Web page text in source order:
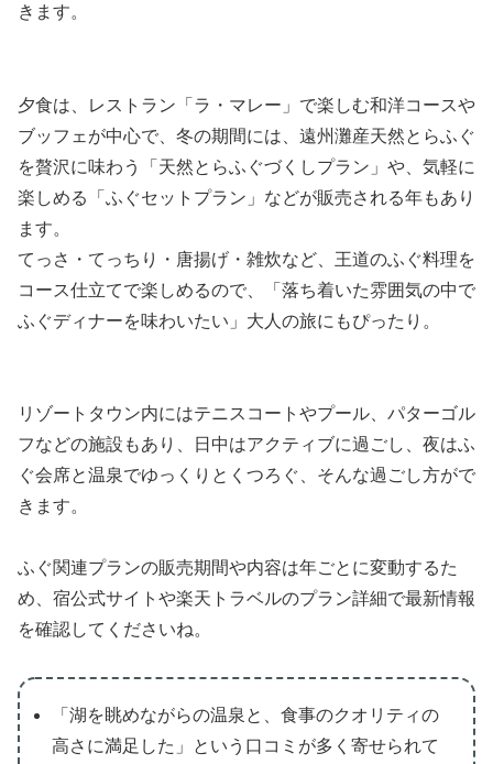
きます。
夕食は、レストラン「ラ・マレー」で楽しむ和洋コースや
ブッフェが中心で、冬の期間には、遠州灘産天然とらふぐ
を贅沢に味わう「天然とらふぐづくしプラン」や、気軽に
楽しめる「ふぐセットプラン」などが販売される年もあり
ます。
てっさ・てっちり・唐揚げ・雑炊など、王道のふぐ料理を
コース仕立てで楽しめるので、「落ち着いた雰囲気の中で
ふぐディナーを味わいたい」大人の旅にもぴったり。
リゾートタウン内にはテニスコートやプール、パターゴル
フなどの施設もあり、日中はアクティブに過ごし、夜はふ
ぐ会席と温泉でゆっくりとくつろぐ、そんな過ごし方がで
きます。
ふぐ関連プランの販売期間や内容は年ごとに変動するた
め、宿公式サイトや楽天トラベルのプラン詳細で最新情報
を確認してくださいね。
「湖を眺めながらの温泉と、食事のクオリティの
高さに満足した」という口コミが多く寄せられて